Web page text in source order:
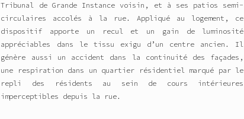
Tribunal de Grande Instance voisin, et à ses patios semi-
circulaires accolés à la rue. Appliqué au logement, ce
dispositif apporte un recul et un gain de luminosité
appréciables dans le tissu exigu d’un centre ancien. Il
génère aussi un accident dans la continuité des façades,
une respiration dans un quartier résidentiel marqué par le
repli des résidents au sein de cours intérieures
imperceptibles depuis la rue.